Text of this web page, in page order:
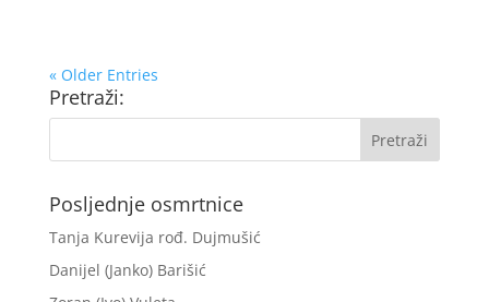
« Older Entries
Pretraži:
Posljednje osmrtnice
Tanja Kurevija rođ. Dujmušić
Danijel (Janko) Barišić